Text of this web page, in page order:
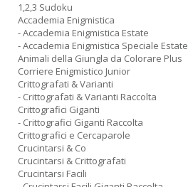
1,2,3 Sudoku
Accademia Enigmistica
- Accademia Enigmistica Estate
- Accademia Enigmistica Speciale Estate
Animali della Giungla da Colorare Plus
Corriere Enigmistico Junior
Crittografati & Varianti
- Crittografati & Varianti Raccolta
Crittografici Giganti
- Crittografici Giganti Raccolta
Crittografici e Cercaparole
Crucintarsi & Co
Crucintarsi & Crittografati
Crucintarsi Facili